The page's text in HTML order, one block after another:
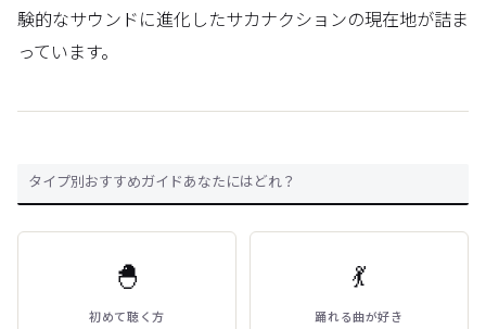
験的なサウンドに進化したサカナクションの現在地が詰ま
っています。
タイプ別おすすめガイドあなたにはどれ？
🐣
初めて聴く方
💃
踊れる曲が好き